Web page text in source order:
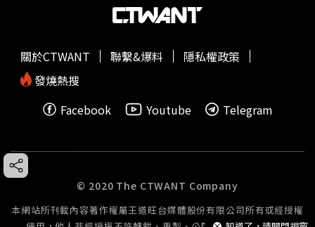
關於CTWANT 聯繫&爆料
隱私權政策
發燒熱搜
Facebook
Youtube Telegram
© 2020 The CTWANT Company
本網站所刊載內容著作權屬王道旺台媒體股份有限公司所有或經授權